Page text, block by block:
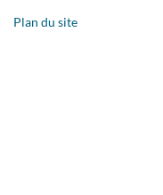
Plan du site